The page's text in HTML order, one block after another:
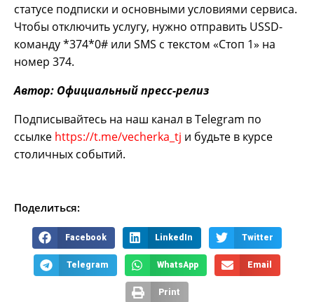
статусе подписки и основными условиями сервиса.
Чтобы отключить услугу, нужно отправить USSD-
команду *374*0# или SMS с текстом «Стоп 1» на
номер 374.
Автор: Официальный пресс-релиз
Подписывайтесь на наш канал в Telegram по
ссылке https://t.me/vecherka_tj и будьте в курсе
столичных событий.
Поделиться:
Facebook LinkedIn Twitter
Telegram WhatsApp Email
Print